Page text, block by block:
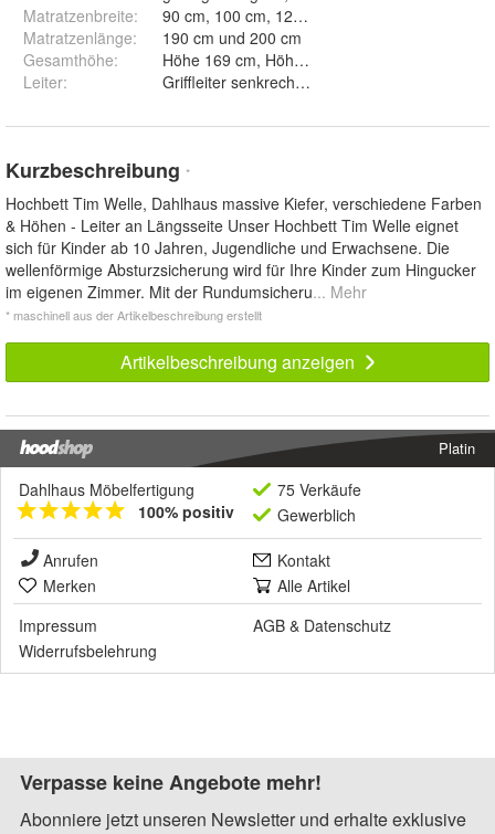
Matratzenbreite:
Matratzenlänge:
190 cm und 200 cm
Gesamthöhe:
Leiter:
Kurzbeschreibung *
Hochbett Tim Welle, Dahlhaus massive Kiefer, verschiedene Farben
& Höhen - Leiter an Längsseite Unser Hochbett Tim Welle eignet
sich für Kinder ab 10 Jahren, Jugendliche und Erwachsene. Die
wellenförmige Absturzsicherung wird für Ihre Kinder zum Hingucker
im eigenen Zimmer. Mit der Rundumsicheru... Mehr
* maschinell aus der Artikelbeschreibung erstellt
Artikelbeschreibung anzeigen
Platin
Dahlhaus Möbelfertigung
100% positiv
75 Verkäufe
Gewerblich
Anrufen
Kontakt
Merken
Alle Artikel
Impressum
AGB & Datenschutz
Widerrufsbelehrung
Verpasse keine Angebote mehr!
Abonniere jetzt unseren Newsletter und erhalte exklusive